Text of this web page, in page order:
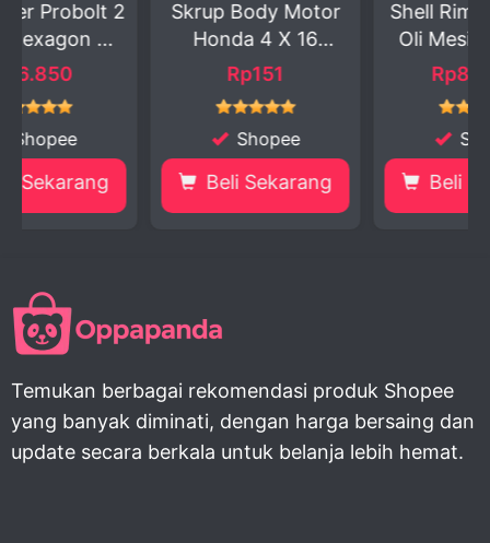
2
Skrup Body Motor
Honda 4 X 16
Beli Sekarang
Shell Rimula R5E 1L
Oli Mesin Diesel...
Rp89.978
Beli Sekarang
Temukan berbagai rekomendasi produk Shopee
yang banyak diminati, dengan harga bersaing dan
update secara berkala untuk belanja lebih hemat.